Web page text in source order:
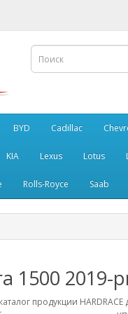
BYD Cadillac
KIA Lexus Lotus
Rolls-Royce Saab
1500 2019-
продукции